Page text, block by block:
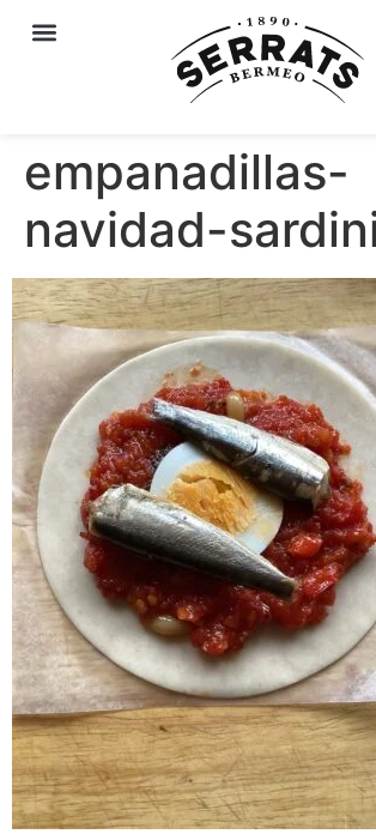
empanadillas-
navidad-